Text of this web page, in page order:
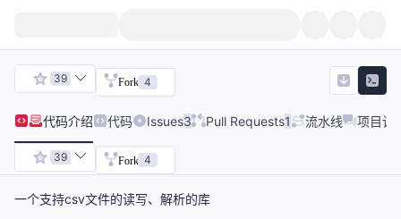
39 Fork 4
代码介绍 代码 Issues3 Pull Requests1 流水线 项目讨
39 Fork 4
一个支持csv文件的读写、解析的库